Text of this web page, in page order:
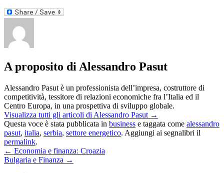
A proposito di Alessandro Pasut
Alessandro Pasut è un professionista dell’impresa, costruttore di
competitività, tessitore di relazioni economiche fra l’Italia ed il
Centro Europa, in una prospettiva di sviluppo globale.
Visualizza tutti gli articoli di Alessandro Pasut →
Questa voce è stata pubblicata in business e taggata come alessandro
pasut, italia, serbia, settore energetico. Aggiungi ai segnalibri il
permalink.
← Economia e finanza: Croazia
Bulgaria e Finanza →